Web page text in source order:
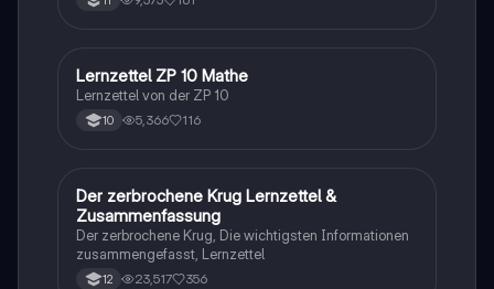
Mathe
Lernzettel ZP 10 Mathe
Lernzettel von der ZP 10
10 5,366 116
Deutsch
Der zerbrochene Krug Lernzettel &
Zusammenfassung
Der zerbrochene Krug, Die wichtigsten Informationen
zusammengefasst, Lernzettel
12 23,517 356